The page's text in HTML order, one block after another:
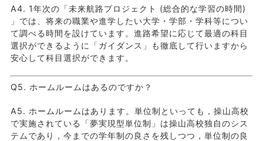
A4. 1年次の「未来航路プロジェクト (総合的な学習の時間)
」では、将来の職業や進学したい大学・学部・学科等につい
て調べる時間を設けています。進路希望に応じて最適の科目
選択ができるように「ガイダンス」も徹底して行いますから
安心して科目選択ができます。
Q5. ホームルームはあるのですか？
A5. ホームルームはあります。単位制といっても，操山高校
で実施されている「夢実現型単位制」は操山高校独自のシス
テムであり，今までの学年制の良さを残しつつ，単位制の良